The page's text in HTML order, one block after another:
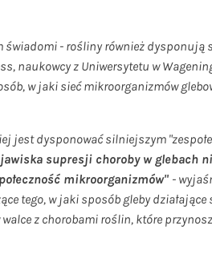
świadomi - rośliny również dysponują
naukowcy z Uniwersytetu w
w jaki sieć mikroorganizmów
jest dysponować silniejszym
supresji choroby w glebach
mikroorganizmów" -
tego, w jaki sposób gleby
z chorobami roślin, które